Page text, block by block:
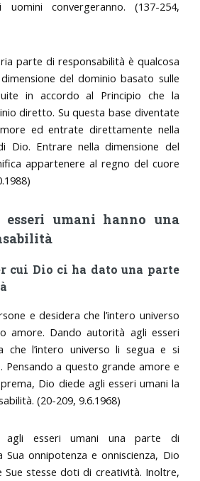
uomini convergeranno. (137-254,
parte di responsabilità è qualcosa
del dominio basato sulle
in accordo al Principio che la
diretto. Su questa base diventate
ed entrate direttamente nella
Dio. Entrare nella dimensione del
appartenere al regno del cuore
esseri umani hanno una
cui Dio ci ha dato una parte
e desidera che l’intero universo
amore. Dando autorità agli esseri
che l’intero universo li segua e si
Pensando a questo grande amore e
Dio diede agli esseri umani la
(20-209, 9.6.1968)
agli esseri umani una parte di
Sua onnipotenza e onniscienza, Dio
Sue stesse doti di creatività. Inoltre,